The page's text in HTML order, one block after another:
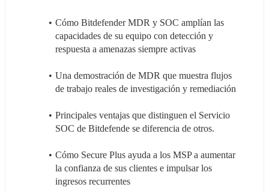
Cómo Bitdefender MDR y SOC amplían las
capacidades de su equipo con detección y
respuesta a amenazas siempre activas
Una demostración de MDR que muestra flujos
de trabajo reales de investigación y remediación
Principales ventajas que distinguen el Servicio
SOC de Bitdefende se diferencia de otros.
Cómo Secure Plus ayuda a los MSP a aumentar
la confianza de sus clientes e impulsar los
ingresos recurrentes